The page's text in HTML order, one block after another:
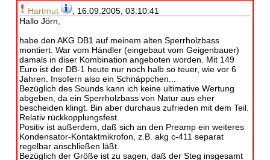
Hartmut
, 16.09.2005, 03:10:41
Hallo Jörn,
habe den AKG DB1 auf meinem alten Sperrholzbass
montiert. War vom Händler (eingebaut vom Geigenbauer)
damals in diser Kombination angeboten worden. Mit 149
Euro ist der DB-1 heute nur noch halb so teuer, wie vor 6
Jahren. Insofern also ein Schnäppchen...
Bezüglich des Sounds kann ich keine ultimative Wertung
abgeben, da ein Sperrholzbass von Natur aus eher
bescheiden klingt. Bin aber durchaus zufrieden mit dem Teil.
Relativ rückkopplungsfest.
Positiv ist außerdem, daß sich an den Preamp ein weiteres
Kondensator-Kontaktmikrofon, z.B. akg c-411 separat
regelbar anschließen läßt.
Bezüglich der Größe ist zu sagen, daß der Steg insgesamt